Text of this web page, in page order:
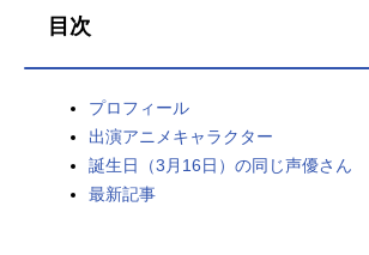
今期アニメ曜日別一覧
春アニメ 夏アニメ
秋アニメ
男性声優/女性声優一覧
目次
プロフィール
出演アニメキャラクター
誕生日（3月16日）の同じ声優さん
最新記事